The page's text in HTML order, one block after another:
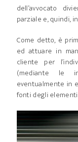
dell’avvocato
parziale e, quindi,
Come detto, è
ed attuare in
cliente per
(mediante le
eventualmente in
fonti degli